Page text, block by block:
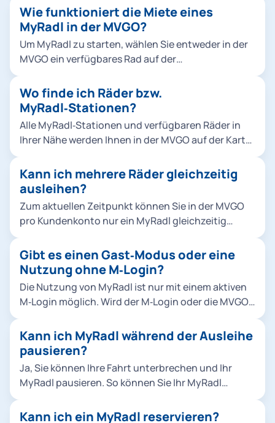
Abstellflächen möglich. Diese werden Ihnen in der
MVGO als Parkfläche angezeigt. Ausleihe,
Rückgabe und Abrechnung erfolgen vollständig
digital über die MVGO.
Wie funktioniert die Miete eines
MyRadl in der MVGO?
Um MyRadl zu starten, wählen Sie entweder in der
MVGO ein verfügbares Rad auf der
QR-Code am Fahrrad. Nach der Bestätigung öffnet
sich das Schloss automatisch und die Miete
beginnt. Um die Miete zu beenden, bringen Sie
MyRadl zu einer offiziellen MyRadl-Station und
stellen es dort ordnungsgemäß ab. Schieben Sie
der MVGO sehen Sie eine Bestätigung, sobald die
Miete erfolgreich beendet wurde.
Wo finde ich Räder bzw.
MyRadl‑Stationen?
Alle MyRadl‑Stationen und verfügbaren Räder in
Ihrer Nähe werden Ihnen in der MVGO auf der Karte
oder E‑Bikes aktuell verfügbar sind.
Kann ich mehrere Räder gleichzeitig
ausleihen?
Zum aktuellen Zeitpunkt können Sie in der MVGO
pro Kundenkonto nur ein MyRadl gleichzeitig
mehrerer Räder möglich zu machen.
Gibt es einen Gast‑Modus oder eine
Nutzung ohne M‑Login?
Die Nutzung von MyRadl ist nur mit einem aktiven
M‑Login möglich. Wird der M‑Login oder die MVGO
Der M‑Login ist das zentrale Benutzerkonto der
Stadtwerke München für digitale
Mobilitätsangebote und anderes. In der MVGO
dient der M‑Login als Single Sign‑On, über das
ÖPNV‑Tickets, Sharing‑Services, persönliche Daten
werden.
Kann ich MyRadl während der Ausleihe
pausieren?
Ja, Sie können Ihre Fahrt unterbrechen und Ihr
MyRadl pausieren. So können Sie Ihr MyRadl
Abstellfläche parken, ohne dass die Servicegebühr
Kann ich ein MyRadl reservieren?